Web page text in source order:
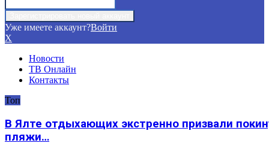
Уже имеете аккаунт?Войти
X
Новости
ТВ Онлайн
Контакты
Топ
В Ялте отдыхающих экстренно призвали
пляжи…